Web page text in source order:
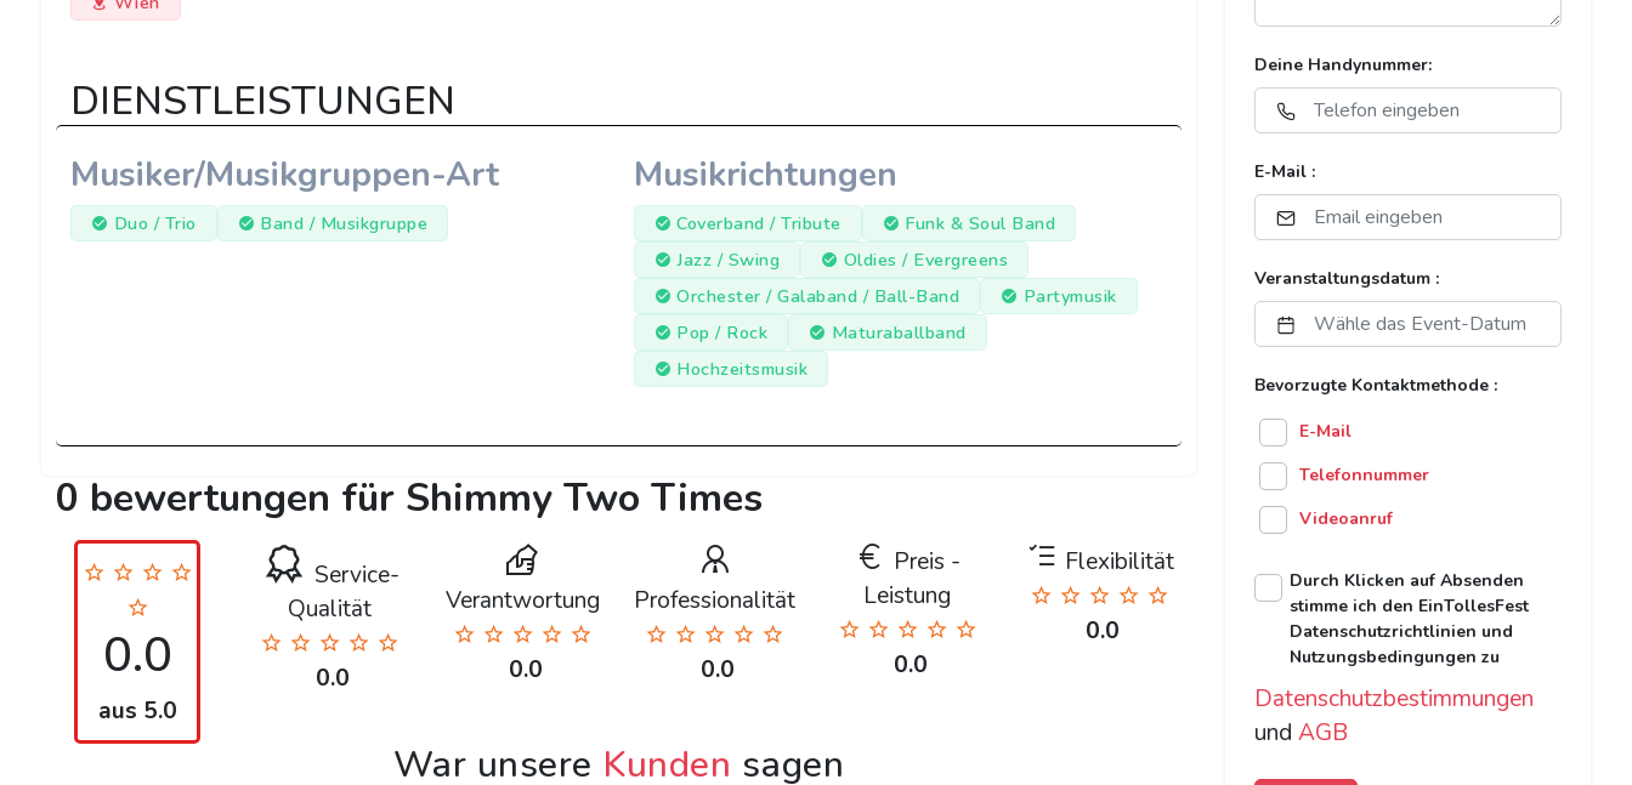
DIENSTLEISTUNGEN
Musiker/Musikgruppen-Art
Duo / Trio Band / Musikgruppe
Musikrichtungen
Coverband / Tribute
Funk & Soul Band
Jazz / Swing
Oldies / Evergreens
Orchester / Galaband / Ball-Band
Partymusik
Pop / Rock
Maturaballband
Hochzeitsmusik
0 bewertungen für Shimmy Two Times
0.0
aus 5.0
Service-
Qualität
0.0
Verantwortung
0.0
Professionalität
0.0
Preis -
Leistung
0.0
Flexibilität
0.0
War unsere Kunden sagen
Deine Handynummer:
E-Mail :
Veranstaltungsdatum :
Bevorzugte Kontaktmethode :
E-Mail
Telefonnummer
Videoanruf
Durch Klicken auf Absenden
stimme ich den EinTollesFest
Datenschutzrichtlinien und
Nutzungsbedingungen zu
Datenschutzbestimmungen
und AGB